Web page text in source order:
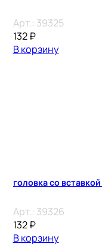
Арт.: 39325
132₽
В корзину
Арт.: 39326
132₽
В корзину